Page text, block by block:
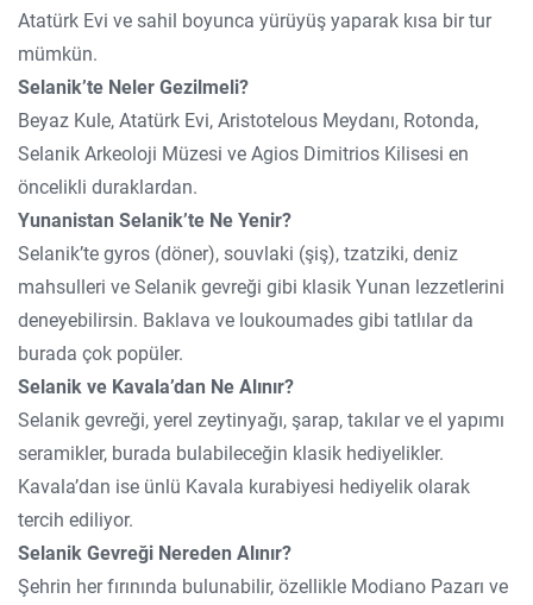
Atatürk Evi ve sahil boyunca yürüyüş yaparak kısa bir tur
mümkün.
Selanik’te Neler Gezilmeli?
Beyaz Kule, Atatürk Evi, Aristotelous Meydanı, Rotonda,
Selanik Arkeoloji Müzesi ve Agios Dimitrios Kilisesi en
öncelikli duraklardan.
Yunanistan Selanik’te Ne Yenir?
Selanik’te gyros (döner), souvlaki (şiş), tzatziki, deniz
mahsulleri ve Selanik gevreği gibi klasik Yunan lezzetlerini
deneyebilirsin. Baklava ve loukoumades gibi tatlılar da
burada çok popüler.
Selanik ve Kavala’dan Ne Alınır?
Selanik gevreği, yerel zeytinyağı, şarap, takılar ve el yapımı
seramikler, burada bulabileceğin klasik hediyelikler.
Kavala’dan ise ünlü Kavala kurabiyesi hediyelik olarak
tercih ediliyor.
Selanik Gevreği Nereden Alınır?
Şehrin her fırınında bulunabilir, özellikle Modiano Pazarı ve